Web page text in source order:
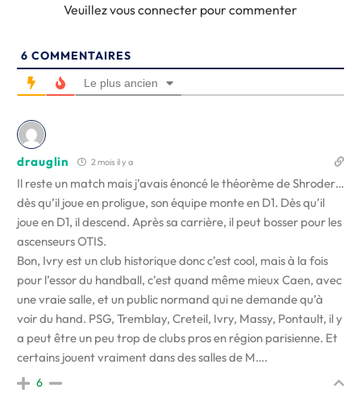
Veuillez vous connecter pour commenter
6 COMMENTAIRES
Le plus ancien
drauglin 2 mois il y a
Il reste un match mais j’avais énoncé le théorème de Shroder…
dès qu’il joue en proligue, son équipe monte en D1. Dès qu’il
joue en D1, il descend. Après sa carrière, il peut bosser pour les
ascenseurs OTIS.
Bon, Ivry est un club historique donc c’est cool, mais à la fois
pour l’essor du handball, c’est quand même mieux Caen, avec
une vraie salle, et un public normand qui ne demande qu’à
voir du hand. PSG, Tremblay, Creteil, Ivry, Massy, Pontault, il y
a peut être un peu trop de clubs pros en région parisienne. Et
certains jouent vraiment dans des salles de M….
6